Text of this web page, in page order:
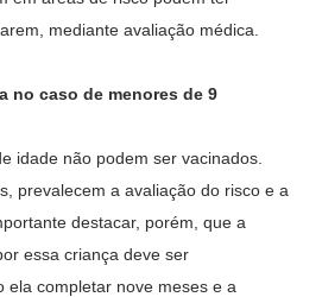
mediante avaliação médica.
no caso de menores de 9
idade não podem ser vacinados.
prevalecem a avaliação do risco e a
destacar, porém, que a
essa criança deve ser
ela completar nove meses e a